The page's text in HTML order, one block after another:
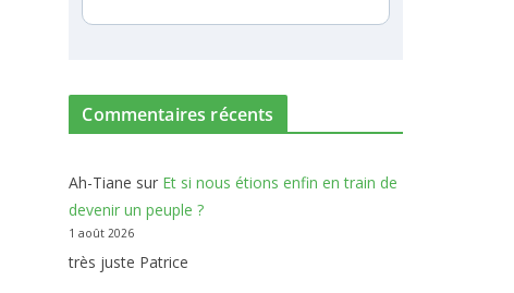
Commentaires récents
Ah-Tiane sur Et si nous étions enfin en train de
devenir un peuple ?
1 août 2026
très juste Patrice